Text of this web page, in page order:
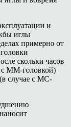
и
иглы
примерно от
скольки часов
с ММ-головкой)
случае с МС-